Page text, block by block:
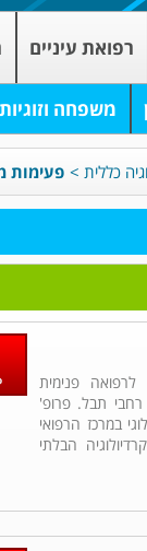
רפואת עיניים
משפחה וזוגיות
כללית > פעימות
פנימית
רחבי תבל. פרופ'
במרכז הרפואי
הבלתי